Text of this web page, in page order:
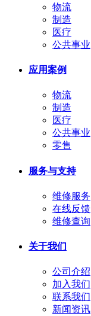
物流
制造
医疗
公共事业
应用案例
物流
制造
医疗
公共事业
零售
服务与支持
维修服务
在线反馈
维修查询
关于我们
公司介绍
加入我们
联系我们
新闻资讯